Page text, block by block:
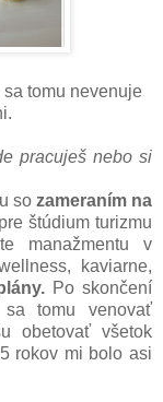
tomu nevenuje
pracuješ nebo si
so zameraním na
štúdium turizmu
manažmentu v
kaviarne,
Po skončení
tomu venovať
obetovať všetok
rokov mi bolo asi